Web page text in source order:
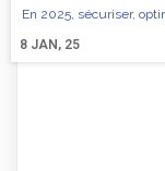
8 JAN, 25
En 2025, sécuriser,